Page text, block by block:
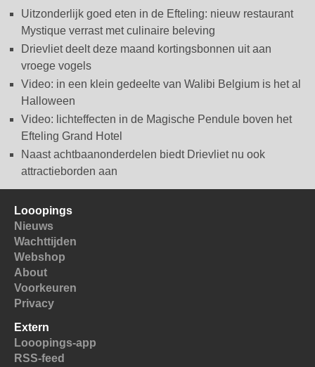
Uitzonderlijk goed eten in de Efteling: nieuw restaurant
Mystique verrast met culinaire beleving
Drievliet deelt deze maand kortingsbonnen uit aan
vroege vogels
Video: in een klein gedeelte van Walibi Belgium is het al
Halloween
Video: lichteffecten in de Magische Pendule boven het
Efteling Grand Hotel
Naast achtbaanonderdelen biedt Drievliet nu ook
attractieborden aan
Looopings
Nieuws
Wachttijden
Webshop
About
Voorkeuren
Privacy
Extern
Looopings-app
RSS-feed